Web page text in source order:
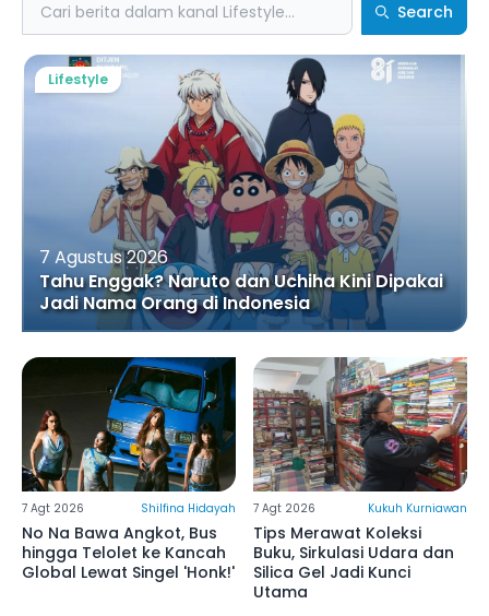
Search Search
7 Agustus 2026
Tahu Enggak? Naruto dan Uchiha Kini Dipakai
Jadi Nama Orang di Indonesia
Lifestyle
7 Agt 2026 Shilfina Hidayah
No Na Bawa Angkot, Bus
hingga Telolet ke Kancah
Global Lewat Singel 'Honk!'
7 Agt 2026 Kukuh Kurniawan
Tips Merawat Koleksi
Buku, Sirkulasi Udara dan
Silica Gel Jadi Kunci
Utama